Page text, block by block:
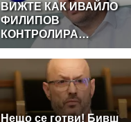
ВИЖТЕ КАК ИВАЙЛО
ФИЛИПОВ
КОНТРОЛИРА
ДИГИТАЛНАТА
ДЪРЖАВА ЗАД ГЪРБА
НА
ПРАВИТЕЛСТВОТО?
(РАЗСЛЕДВАНЕ)
Нещо се готви! Бивш